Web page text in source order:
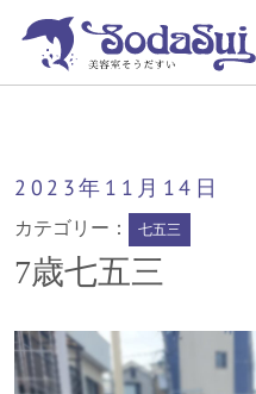
2023年 11月 14日
カテゴリー： 七五三
7歳七五三